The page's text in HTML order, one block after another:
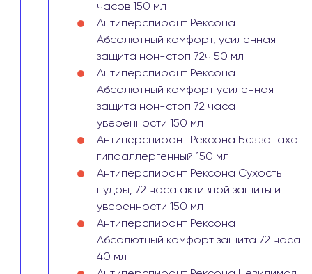
часов 150 мл
Антиперспирант Рексона
Абсолютный комфорт, усиленная
защита нон-стоп 72ч 50 мл
Антиперспирант Рексона
Абсолютный комфорт усиленная
защита нон-стоп 72 часа
уверенности 150 мл
Антиперспирант Рексона Без запаха
гипоаллергенный 150 мл
Антиперспирант Рексона Сухость
пудры, 72 часа активной защиты и
уверенности 150 мл
Антиперспирант Рексона
Абсолютный комфорт защита 72 часа
40 мл